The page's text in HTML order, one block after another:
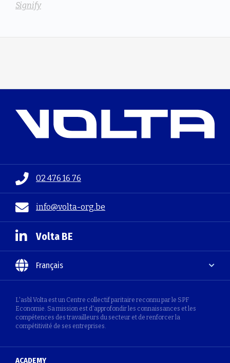
Signify
02 476 16 76
info@volta-org.be
L'asbl Volta est un Centre collectif paritaire reconnu par le SPF
Economie. Sa mission est d'approfondir les connaissances et les
compétences des travailleurs du secteur et de renforcer la
compétitivité de ses entreprises.
Volta BE
Français
ACADEMY